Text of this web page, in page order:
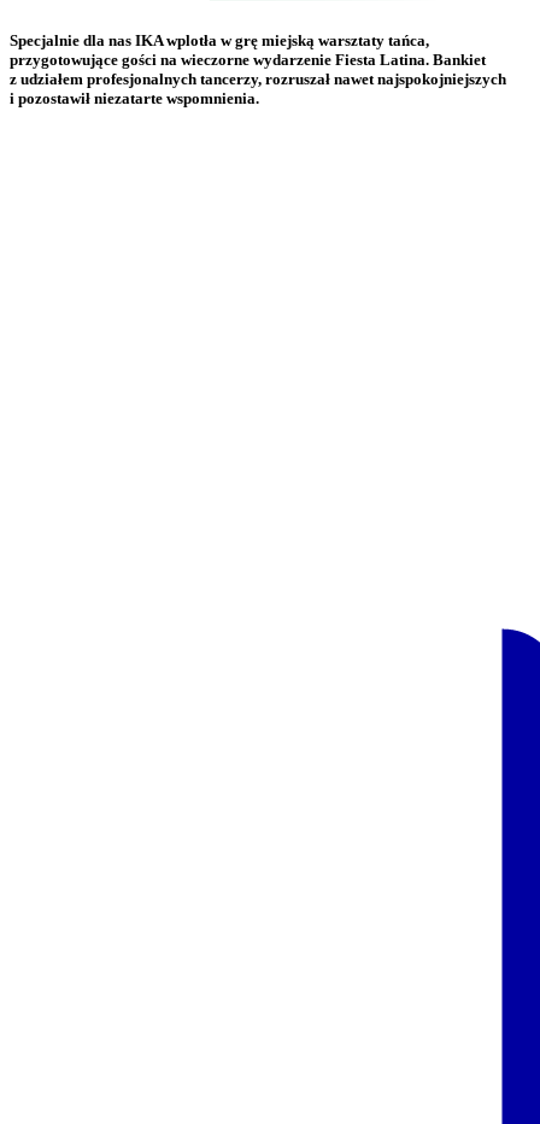
Specjalnie dla nas IKA wplotła w grę miejską warsztaty tańca,
przygotowujące gości na wieczorne wydarzenie Fiesta Latina. Bankiet
z udziałem profesjonalnych tancerzy, rozruszał nawet najspokojniejszych
i pozostawił niezatarte wspomnienia.